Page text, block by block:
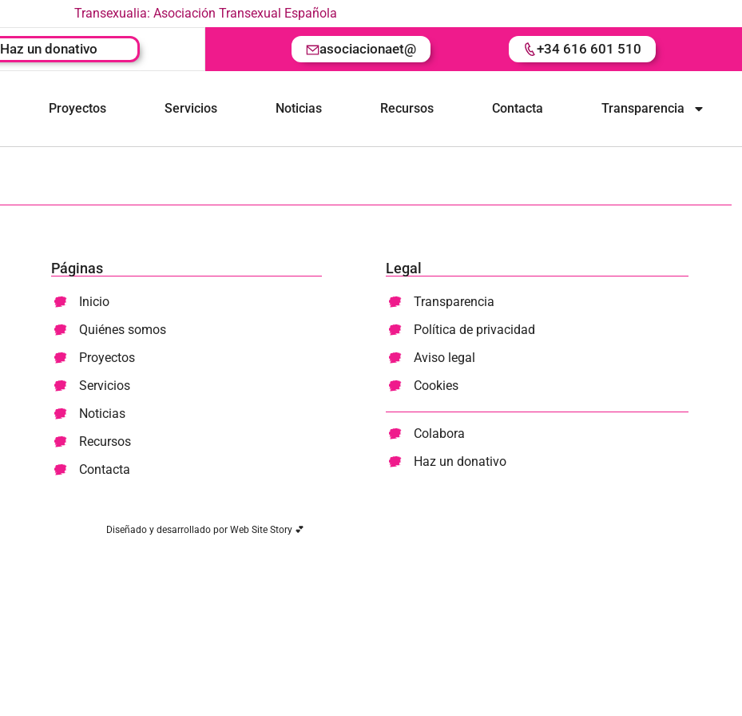
Transexualia: Asociación Transexual Española
Proyectos Servicios Noticias Recursos Contacta Transparencia
Haz un donativo asociacionaet@ +34 616 601 510
Páginas
Inicio
Quiénes somos
Proyectos
Servicios
Noticias
Recursos
Contacta
Legal
Transparencia
Política de privacidad
Aviso legal
Cookies
Colabora
Haz un donativo
Diseñado y desarrollado por Web Site Story 💕